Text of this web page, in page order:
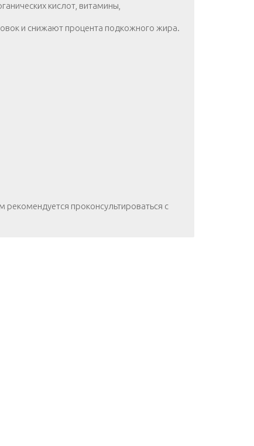
кислот, витамины,
и снижают процента подкожного жира.
проконсультироваться с